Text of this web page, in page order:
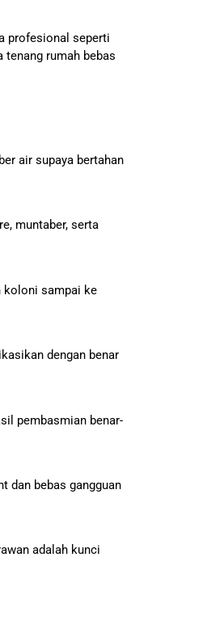
profesional seperti
rumah bebas
air supaya bertahan
muntaber, serta
koloni sampai ke
dengan benar
pembasmian benar-
dan bebas gangguan
adalah kunci